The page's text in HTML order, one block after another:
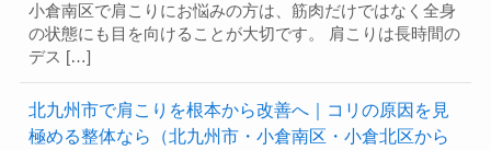
小倉南区で肩こりにお悩みの方は、筋肉だけではなく全身
の状態にも目を向けることが大切です。 肩こりは長時間の
デス […]
北九州市で肩こりを根本から改善へ｜コリの原因を見
極める整体なら（北九州市・小倉南区・小倉北区から